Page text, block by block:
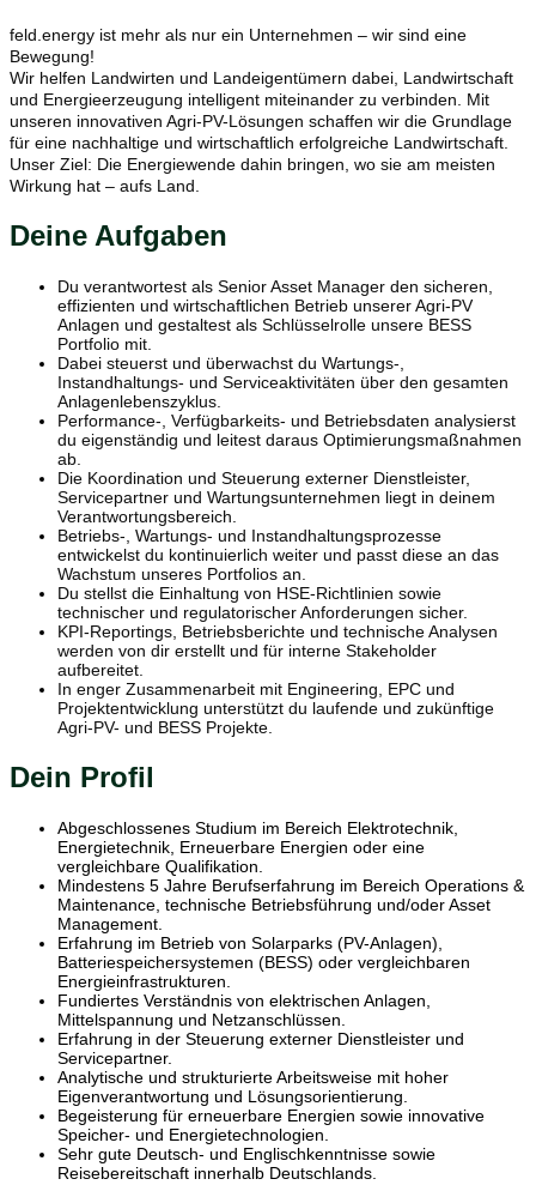
feld.energy ist mehr als nur ein Unternehmen – wir sind eine
Bewegung!
Wir helfen Landwirten und Landeigentümern dabei, Landwirtschaft
und Energieerzeugung intelligent miteinander zu verbinden. Mit
unseren innovativen Agri-PV-Lösungen schaffen wir die Grundlage
für eine nachhaltige und wirtschaftlich erfolgreiche Landwirtschaft.
Unser Ziel: Die Energiewende dahin bringen, wo sie am meisten
Wirkung hat – aufs Land.
Deine Aufgaben
Du verantwortest als Senior Asset Manager den sicheren,
effizienten und wirtschaftlichen Betrieb unserer Agri-PV
Anlagen und gestaltest als Schlüsselrolle unsere BESS
Portfolio mit.
Dabei steuerst und überwachst du Wartungs-,
Instandhaltungs- und Serviceaktivitäten über den gesamten
Anlagenlebenszyklus.
Performance-, Verfügbarkeits- und Betriebsdaten analysierst
du eigenständig und leitest daraus Optimierungsmaßnahmen
ab.
Die Koordination und Steuerung externer Dienstleister,
Servicepartner und Wartungsunternehmen liegt in deinem
Verantwortungsbereich.
Betriebs-, Wartungs- und Instandhaltungsprozesse
entwickelst du kontinuierlich weiter und passt diese an das
Wachstum unseres Portfolios an.
Du stellst die Einhaltung von HSE-Richtlinien sowie
technischer und regulatorischer Anforderungen sicher.
KPI-Reportings, Betriebsberichte und technische Analysen
werden von dir erstellt und für interne Stakeholder
aufbereitet.
In enger Zusammenarbeit mit Engineering, EPC und
Projektentwicklung unterstützt du laufende und zukünftige
Agri-PV- und BESS Projekte.
Dein Profil
Abgeschlossenes Studium im Bereich Elektrotechnik,
Energietechnik, Erneuerbare Energien oder eine
vergleichbare Qualifikation.
Mindestens 5 Jahre Berufserfahrung im Bereich Operations &
Maintenance, technische Betriebsführung und/oder Asset
Management.
Erfahrung im Betrieb von Solarparks (PV-Anlagen),
Batteriespeichersystemen (BESS) oder vergleichbaren
Energieinfrastrukturen.
Fundiertes Verständnis von elektrischen Anlagen,
Mittelspannung und Netzanschlüssen.
Erfahrung in der Steuerung externer Dienstleister und
Servicepartner.
Analytische und strukturierte Arbeitsweise mit hoher
Eigenverantwortung und Lösungsorientierung.
Begeisterung für erneuerbare Energien sowie innovative
Speicher- und Energietechnologien.
Sehr gute Deutsch- und Englischkenntnisse sowie
Reisebereitschaft innerhalb Deutschlands.